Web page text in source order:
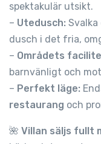
spektakulär utsikt.
– Utedusch:
dusch i det fria,
– Områdets
barnvänligt och
– Perfekt läge:
restaurang och
🌺 Villan säljs fullt